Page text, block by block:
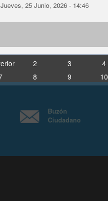
Jueves, 25 Junio, 2026 - 14:46
2 3 4
8 9 10